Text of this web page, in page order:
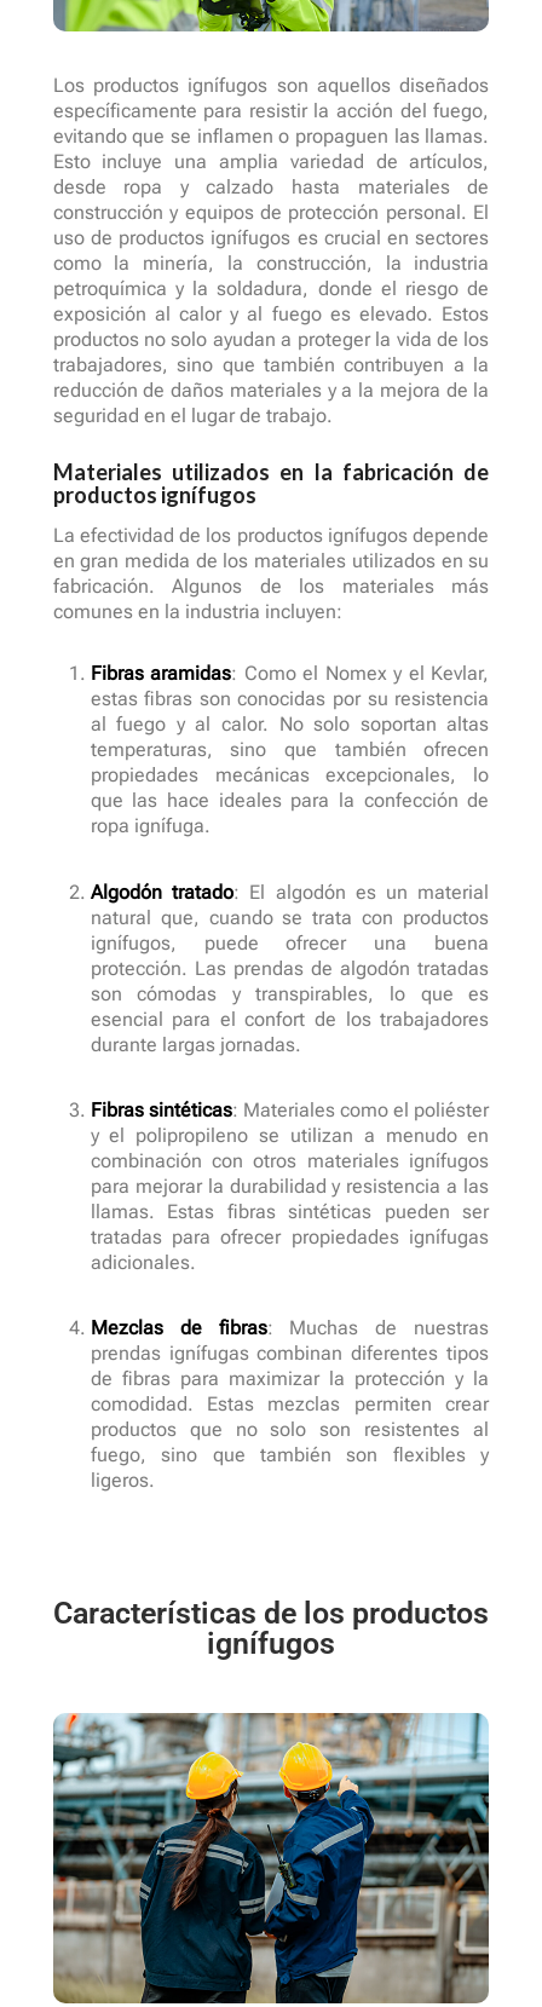
Los productos ignífugos son aquellos diseñados
específicamente para resistir la acción del fuego,
evitando que se inflamen o propaguen las llamas.
Esto incluye una amplia variedad de artículos,
desde ropa y calzado hasta materiales de
construcción y equipos de protección personal. El
uso de productos ignífugos es crucial en sectores
como la minería, la construcción, la industria
petroquímica y la soldadura, donde el riesgo de
exposición al calor y al fuego es elevado. Estos
productos no solo ayudan a proteger la vida de los
trabajadores, sino que también contribuyen a la
reducción de daños materiales y a la mejora de la
seguridad en el lugar de trabajo.
Materiales utilizados en la fabricación de
productos ignífugos
La efectividad de los productos ignífugos depende
en gran medida de los materiales utilizados en su
fabricación. Algunos de los materiales más
comunes en la industria incluyen:
Fibras aramidas: Como el Nomex y el Kevlar,
estas fibras son conocidas por su resistencia
al fuego y al calor. No solo soportan altas
temperaturas, sino que también ofrecen
propiedades mecánicas excepcionales, lo
que las hace ideales para la confección de
ropa ignífuga.
Algodón tratado: El algodón es un material
natural que, cuando se trata con productos
ignífugos, puede ofrecer una buena
protección. Las prendas de algodón tratadas
son cómodas y transpirables, lo que es
esencial para el confort de los trabajadores
durante largas jornadas.
Fibras sintéticas: Materiales como el poliéster
y el polipropileno se utilizan a menudo en
combinación con otros materiales ignífugos
para mejorar la durabilidad y resistencia a las
llamas. Estas fibras sintéticas pueden ser
tratadas para ofrecer propiedades ignífugas
adicionales.
Mezclas de fibras: Muchas de nuestras
prendas ignífugas combinan diferentes tipos
de fibras para maximizar la protección y la
comodidad. Estas mezclas permiten crear
productos que no solo son resistentes al
fuego, sino que también son flexibles y
ligeros.
Características de los productos
ignífugos